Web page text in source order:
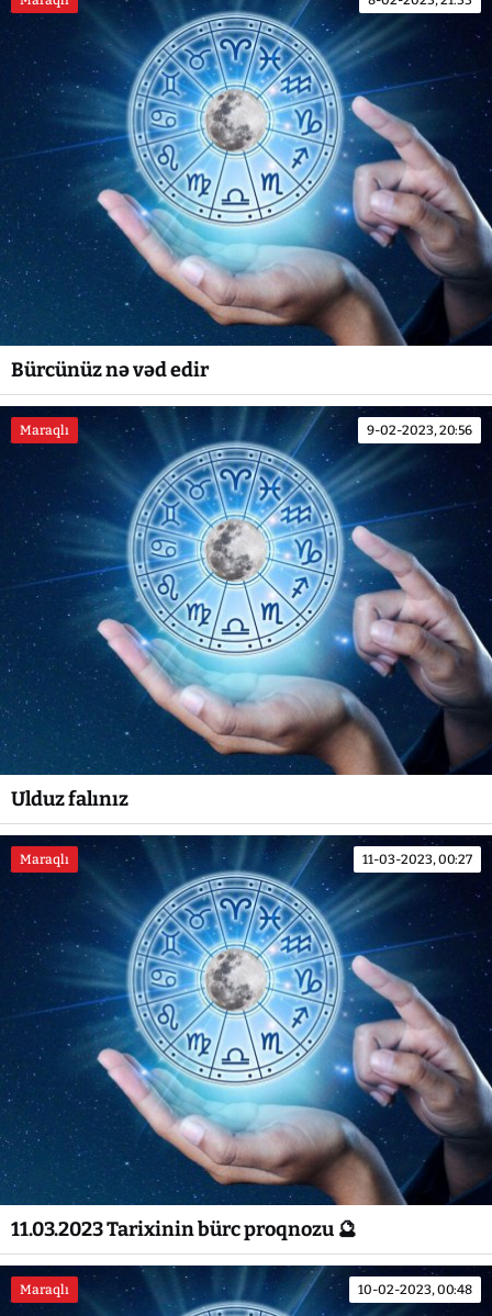
Bürcünüz nə vəd edir
Maraqlı 9-02-2023, 20:56
Ulduz falınız
Maraqlı 11-03-2023, 00:27
11.03.2023 Tarixinin bürc proqnozu 🔮
Maraqlı 10-02-2023, 00:48